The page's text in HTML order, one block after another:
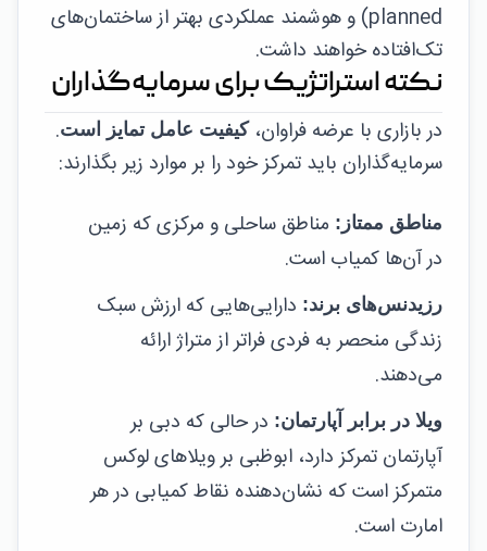
planned) و هوشمند عملکردی بهتر از ساختمان‌های
تک‌افتاده خواهند داشت.
نکته استراتژیک برای سرمایه‌گذاران
در بازاری با عرضه فراوان،کیفیت عامل تمایز است.
سرمایه‌گذاران باید تمرکز خود را بر موارد زیر بگذارند:
مناطق ممتاز: مناطق ساحلی و مرکزی که زمین
در آن‌ها کمیاب است.
رزیدنس‌های برند: دارایی‌هایی که ارزش سبک
زندگی منحصر به فردی فراتر از متراژ ارائه
می‌دهند.
ویلا در برابر آپارتمان: در حالی که دبی بر
آپارتمان تمرکز دارد، ابوظبی بر ویلاهای لوکس
متمرکز است که نشان‌دهنده نقاط کمیابی در هر
امارت است.